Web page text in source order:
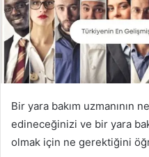
Bir yara bakım uzmanının
edineceğinizi ve bir yara
olmak için ne gerektiğini